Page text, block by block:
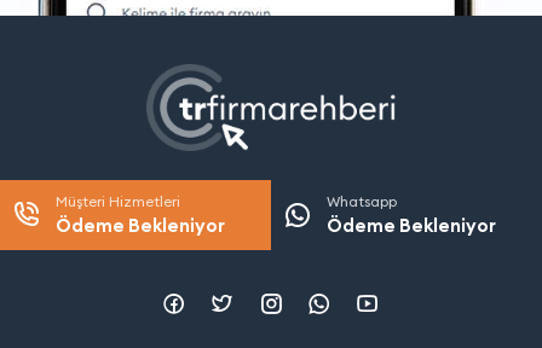
Müşteri Hizmetleri
Ödeme Bekleniyor
Whatsapp
Ödeme Bekleniyor